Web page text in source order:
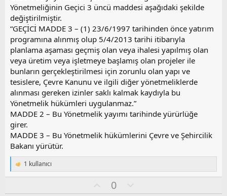
Yönetmeliğinin Geçici 3 üncü maddesi aşağıdaki şekilde
değiştirilmiştir.
“GEÇİCİ MADDE 3 – (1) 23/6/1997 tarihinden önce yatırım
programına alınmış olup 5/4/2013 tarihi itibarıyla
planlama aşaması geçmiş olan veya ihalesi yapılmış olan
veya üretim veya işletmeye başlamış olan projeler ile
bunların gerçekleştirilmesi için zorunlu olan yapı ve
tesislere, Çevre Kanunu ve ilgili diğer yönetmeliklerde
alınması gereken izinler saklı kalmak kaydıyla bu
Yönetmelik hükümleri uygulanmaz.”
MADDE 2 – Bu Yönetmelik yayımı tarihinde yürürlüğe
girer.
MADDE 3 – Bu Yönetmelik hükümlerini Çevre ve Şehircilik
Bakanı yürütür.
T
e
1 kullanıcı
0